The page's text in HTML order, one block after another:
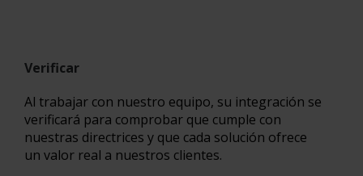
Verificar
Al trabajar con nuestro equipo, su integración se
verificará para comprobar que cumple con
nuestras directrices y que cada solución ofrece
un valor real a nuestros clientes.